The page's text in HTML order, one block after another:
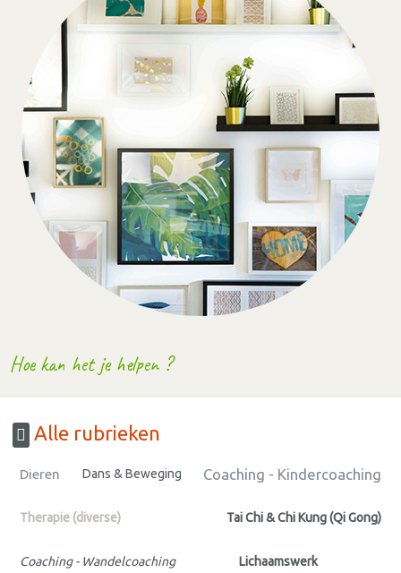
Hoe kan het je helpen ?
Alle rubrieken
Dieren Dans & Beweging Coaching - Kindercoaching
Therapie (diverse) Tai Chi & Chi Kung (Qi Gong)
Coaching - Wandelcoaching Lichaamswerk